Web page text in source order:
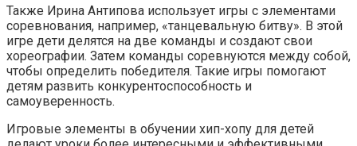
Также Ирина Антипова использует игры с элементами
соревнования, например, «танцевальную битву». В этой
игре дети делятся на две команды и создают свои
хореографии. Затем команды соревнуются между собой,
чтобы определить победителя. Такие игры помогают
детям развить конкурентоспособность и
самоуверенность.
Игровые элементы в обучении хип-хопу для детей